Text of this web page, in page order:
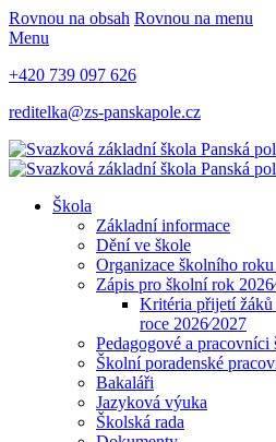
Rovnou na obsah Rovnou na menu
Menu
+420 739 097 626
reditelka@zs-panskapole.cz
Škola
Základní informace
Dění ve škole
Organizace školního
Zápis pro školní rok
Kritéria přijetí
roce 2026⁄2027
Pedagogové a pracovníci
Školní poradenské
Bakaláři
Jazyková výuka
Školská rada